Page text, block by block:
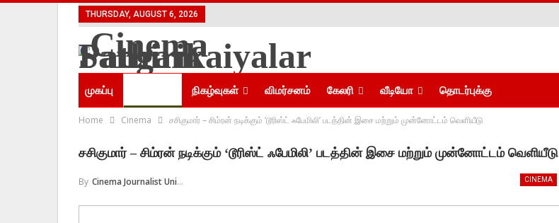
THURSDAY, AUGUST 6, 2026
முகப்பு நிகழ்வுகள் விமர்சனம் கேலரி வீடியோ தொடர்புக்கு
Home Cinema சசிகுமார் – சிம்ரன் நடிக்கும் ‘டூரிஸ்ட் ஃபேமிலி’ படத்தின் இசை மற்றும் முன்னோட்டம் வெளியீடு
சசிகுமார் – சிம்ரன் நடிக்கும் ‘டூரிஸ்ட் ஃபேமிலி’ படத்தின் இசை மற்றும் முன்னோட்டம் வெளியீடு
CINEMA
By Cinema Journalist Union